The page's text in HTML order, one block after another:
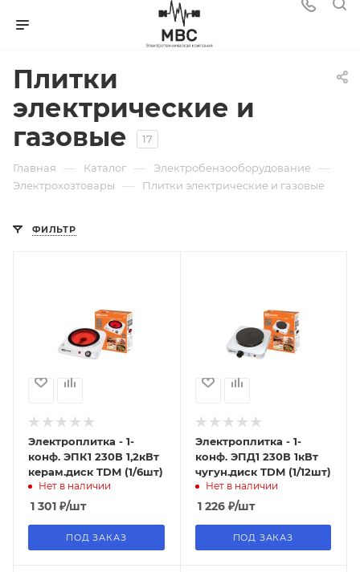
Плитки
электрические и
газовые
17
Главная — Каталог — Электробензооборудование —
Электрохозтовары — Плитки электрические и газовые
ФИЛЬТР
Электроплитка - 1-
конф. ЭПК1 230В 1,2кВт
керам.диск TDM (1/6шт)
Нет в наличии
1 301 ₽/шт
ПОД ЗАКАЗ
Электроплитка - 1-
конф. ЭПД1 230В 1кВт
чугун.диск TDM (1/12шт)
Нет в наличии
1 226₽/шт
ПОД ЗАКАЗ